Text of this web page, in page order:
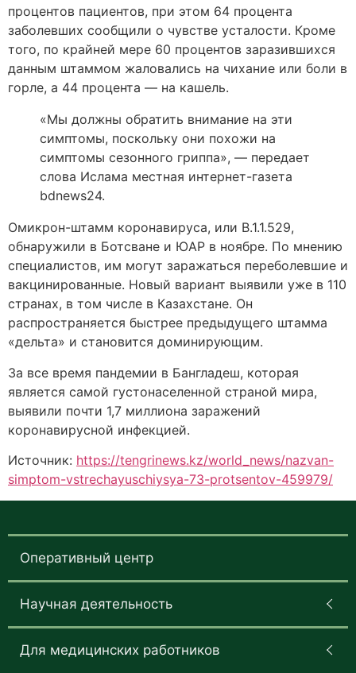
процентов пациентов, при этом 64 процента
заболевших сообщили о чувстве усталости. Кроме
того, по крайней мере 60 процентов заразившихся
данным штаммом жаловались на чихание или боли в
горле, а 44 процента — на кашель.
«Мы должны обратить внимание на эти
симптомы, поскольку они похожи на
симптомы сезонного гриппа», — передает
слова Ислама местная интернет-газета
bdnews24.
Омикрон-штамм коронавируса, или B.1.1.529,
обнаружили в Ботсване и ЮАР в ноябре. По мнению
специалистов, им могут заражаться переболевшие и
вакцинированные. Новый вариант выявили уже в 110
странах, в том числе в Казахстане. Он
распространяется быстрее предыдущего штамма
«дельта» и становится доминирующим.
За все время пандемии в Бангладеш, которая
является самой густонаселенной страной мира,
выявили почти 1,7 миллиона заражений
коронавирусной инфекцией.
Источник: https://tengrinews.kz/world_news/nazvan-
simptom-vstrechayuschiysya-73-protsentov-459979/
Оперативный центр
Научная деятельность
Для медицинских работников